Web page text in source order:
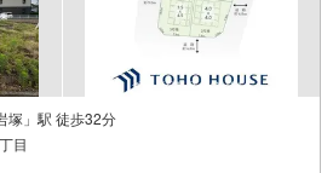
・ディベロップメントの物件
塚」駅 徒歩32分
目